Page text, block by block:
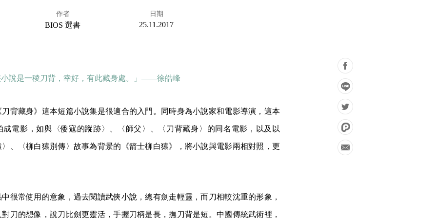
作者
BIOS 選書
日期
25.11.2017
說是一稜刀背，幸好，有此藏身處。」——徐皓峰
背藏身》這本短篇小說集是很適合的入門。同時身為小說家和電影導演，這本
成電影，如與〈倭寇的蹤跡〉、〈師父〉、〈刀背藏身〉的同名電影，以及以
、〈柳白猿別傳〉故事為背景的《箭士柳白猿》，將小說與電影兩相對照，更
很常使用的意象，過去閱讀武俠小說，總有劍走輕靈，而刀相較沈重的形象，
刀的想像，說刀比劍更靈活，手握刀柄是長，撫刀背是短。中國傳統武術裡，